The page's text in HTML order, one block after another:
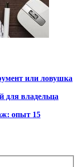
или ловушка
для владельца
опыт 15